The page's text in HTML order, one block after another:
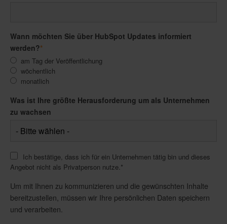
Wann möchten Sie über HubSpot Updates informiert
werden?*
am Tag der Veröffentlichung
wöchentlich
monatlich
Was ist Ihre größte Herausforderung um als Unternehmen
zu wachsen
Ich bestätige, dass ich für ein Unternehmen tätig bin und dieses
Angebot nicht als Privatperson nutze.*
Um mit Ihnen zu kommunizieren und die gewünschten Inhalte
bereitzustellen, müssen wir Ihre persönlichen Daten speichern
und verarbeiten.